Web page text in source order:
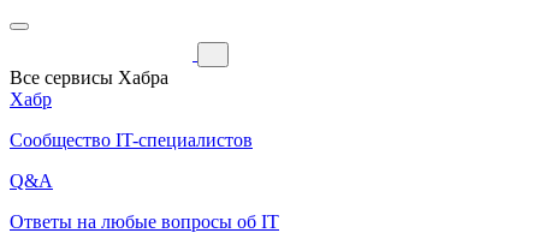
Все сервисы Хабра
Хабр
Сообщество IT-специалистов
Q&A
Ответы на любые вопросы об IT